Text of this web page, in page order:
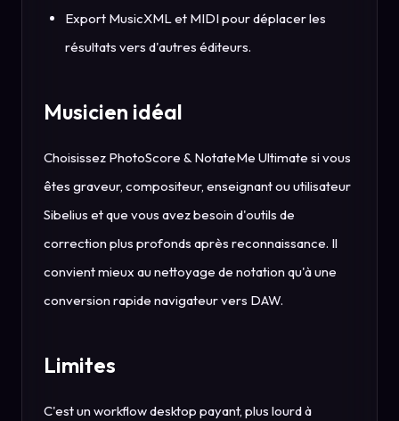
Export MusicXML et MIDI pour déplacer les
résultats vers d'autres éditeurs.
Musicien idéal
Choisissez PhotoScore & NotateMe Ultimate si vous
êtes graveur, compositeur, enseignant ou utilisateur
Sibelius et que vous avez besoin d'outils de
correction plus profonds après reconnaissance. Il
convient mieux au nettoyage de notation qu'à une
conversion rapide navigateur vers DAW.
Limites
C'est un workflow desktop payant, plus lourd à